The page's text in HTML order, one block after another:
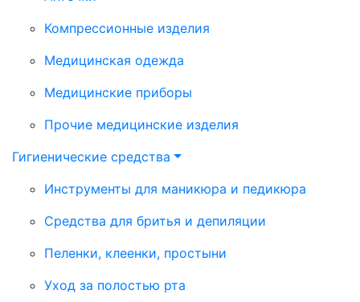
Компрессионные изделия
Медицинская одежда
Медицинские приборы
Прочие медицинские изделия
Гигиенические средства
Инструменты для маникюра и педикюра
Средства для бритья и депиляции
Пеленки, клеенки, простыни
Уход за полостью рта